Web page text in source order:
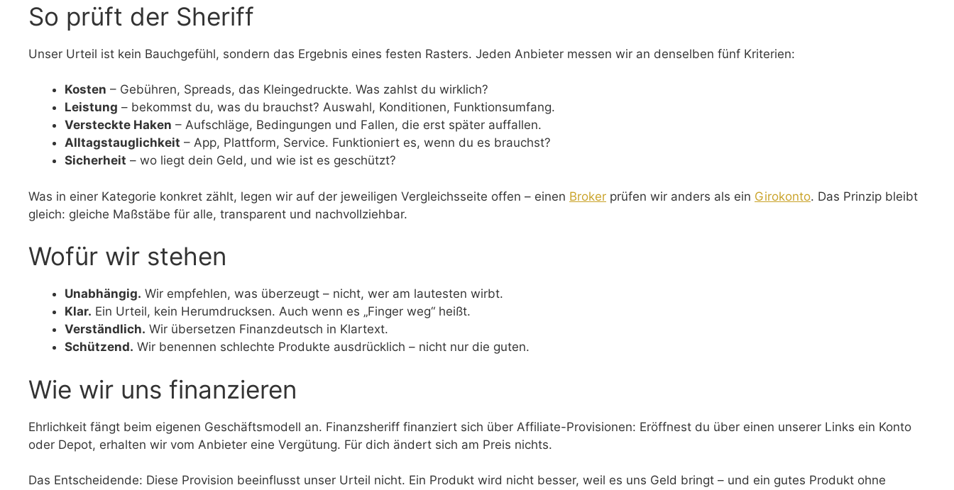
So prüft der Sheriff
Unser Urteil ist kein Bauchgefühl, sondern das Ergebnis eines festen Rasters. Jeden Anbieter messen wir an denselben fünf Kriterien:
Kosten – Gebühren, Spreads, das Kleingedruckte. Was zahlst du wirklich?
Leistung – bekommst du, was du brauchst? Auswahl, Konditionen, Funktionsumfang.
Versteckte Haken – Aufschläge, Bedingungen und Fallen, die erst später auffallen.
Alltagstauglichkeit – App, Plattform, Service. Funktioniert es, wenn du es brauchst?
Sicherheit – wo liegt dein Geld, und wie ist es geschützt?
Was in einer Kategorie konkret zählt, legen wir auf der jeweiligen Vergleichsseite offen – einen Broker prüfen wir anders als ein Girokonto. Das Prinzip bleibt
gleich: gleiche Maßstäbe für alle, transparent und nachvollziehbar.
Wofür wir stehen
Unabhängig. Wir empfehlen, was überzeugt – nicht, wer am lautesten wirbt.
Klar. Ein Urteil, kein Herumdrucksen. Auch wenn es „Finger weg“ heißt.
Verständlich. Wir übersetzen Finanzdeutsch in Klartext.
Schützend. Wir benennen schlechte Produkte ausdrücklich – nicht nur die guten.
Wie wir uns finanzieren
Ehrlichkeit fängt beim eigenen Geschäftsmodell an. Finanzsheriff finanziert sich über Affiliate-Provisionen: Eröffnest du über einen unserer Links ein Konto
oder Depot, erhalten wir vom Anbieter eine Vergütung. Für dich ändert sich am Preis nichts.
Das Entscheidende: Diese Provision beeinflusst unser Urteil nicht. Ein Produkt wird nicht besser, weil es uns Geld bringt – und ein gutes Produkt ohne